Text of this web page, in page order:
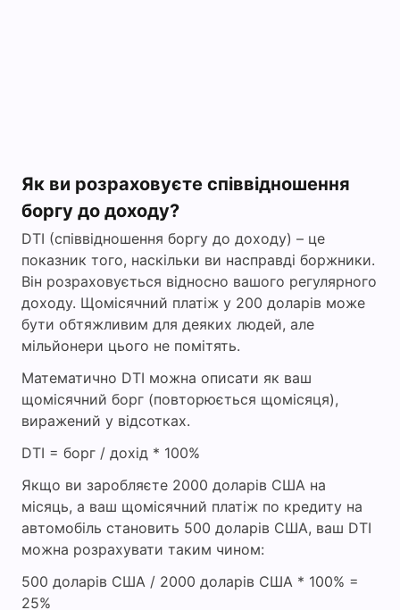
Як ви розраховуєте співвідношення
боргу до доходу?
DTI (співвідношення боргу до доходу) – це
показник того, наскільки ви насправді боржники.
Він розраховується відносно вашого регулярного
доходу. Щомісячний платіж у 200 доларів може
бути обтяжливим для деяких людей, але
мільйонери цього не помітять.
Математично DTI можна описати як ваш
щомісячний борг (повторюється щомісяця),
виражений у відсотках.
DTI = борг / дохід * 100%
Якщо ви заробляєте 2000 доларів США на
місяць, а ваш щомісячний платіж по кредиту на
автомобіль становить 500 доларів США, ваш DTI
можна розрахувати таким чином:
500 доларів США / 2000 доларів США * 100% =
25%